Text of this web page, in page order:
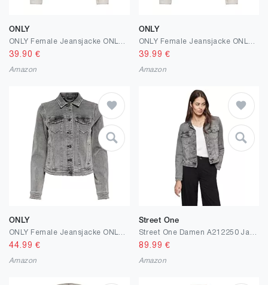
ONLY
39.90 €
Amazon
ONLY
39.99 €
Amazon
ONLY
44.99 €
Amazon
Street One
89.99 €
Amazon